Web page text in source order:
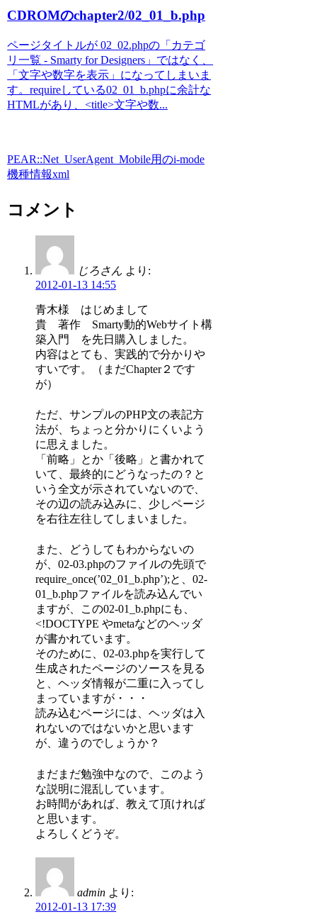
CDROMのchapter2/02_01_b.php
ページタイトルが 02_02.phpの「カテゴ
リ一覧 - Smarty for Designers」ではなく、
「文字や数字を表示」になってしまいま
す。requireしている02_01_b.phpに余計な
HTMLがあり、<title>文字や数...
PEAR::Net_UserAgent_Mobile用のi-mode
機種情報xml
コメント
じろさん より:
2012-01-13 14:55
青木様 はじめまして
貴 著作 Smarty動的Webサイト構
築入門 を先日購入しました。
内容はとても、実践的で分かりや
すいです。（まだChapter２です
が）
ただ、サンプルのPHP文の表記方
法が、ちょっと分かりにくいよう
に思えました。
「前略」とか「後略」と書かれて
いて、最終的にどうなったの？と
いう全文が示されていないので、
その辺の読み込みに、少しページ
を右往左往してしまいました。
また、どうしてもわからないの
が、02-03.phpのファイルの先頭で
require_once(’02_01_b.php’);と、02-
01_b.phpファイルを読み込んでい
ますが、この02-01_b.phpにも、
<!DOCTYPE やmetaなどのヘッダ
が書かれています。
そのために、02-03.phpを実行して
生成されたページのソースを見る
と、ヘッダ情報が二重に入ってし
まっていますが・・・
読み込むページには、ヘッダは入
れないのではないかと思います
が、違うのでしょうか？
まだまだ勉強中なので、このよう
な説明に混乱しています。
お時間があれば、教えて頂ければ
と思います。
よろしくどうぞ。
admin より:
2012-01-13 17:39